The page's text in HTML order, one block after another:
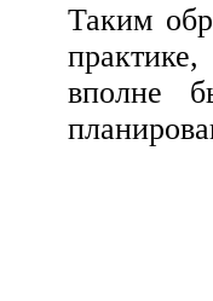
Таким
вполне